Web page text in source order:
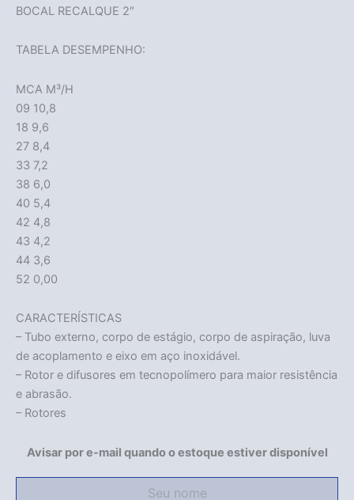
BOCAL RECALQUE 2″
TABELA DESEMPENHO:
MCA M³/H
09 10,8
18 9,6
27 8,4
33 7,2
38 6,0
40 5,4
42 4,8
43 4,2
44 3,6
52 0,00
CARACTERÍSTICAS
– Tubo externo, corpo de estágio, corpo de aspiração, luva
de acoplamento e eixo em aço inoxidável.
– Rotor e difusores em tecnopolímero para maior resistência
e abrasão.
– Rotores
Avisar por e-mail quando o estoque estiver disponível